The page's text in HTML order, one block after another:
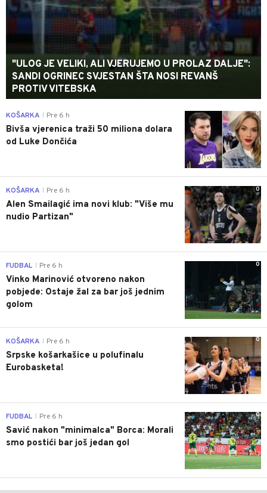
"ULOG JE VELIKI, ALI VJERUJEMO U PROLAZ DALJE":
SANDI OGRINEC SVJESTAN ŠTA NOSI REVANŠ
PROTIV VITEBSKA
0
KOŠARKA Pre 6 h
Bivša vjerenica traži 50 miliona dolara
od Luke Dončića
0
KOŠARKA Pre 6 h
Alen Smailagić ima novi klub: "Više mu
nudio Partizan"
0
FUDBAL Pre 6 h
Vinko Marinović otvoreno nakon
pobjede: Ostaje žal za bar još jednim
golom
0
KOŠARKA Pre 6 h
Srpske košarkašice u polufinalu
Eurobasketa!
0
FUDBAL Pre 6 h
Savić nakon "minimalca" Borca: Morali
smo postići bar još jedan gol